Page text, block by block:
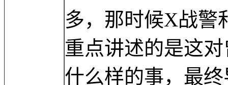
多，那时候X战警
重点讲述的是这
什么样的事，最